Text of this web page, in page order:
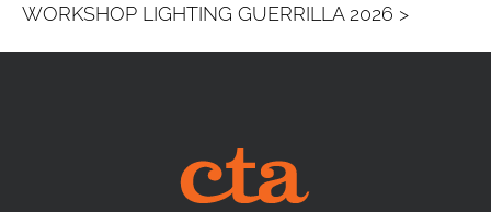
WORKSHOP LIGHTING GUERRILLA 2026 >